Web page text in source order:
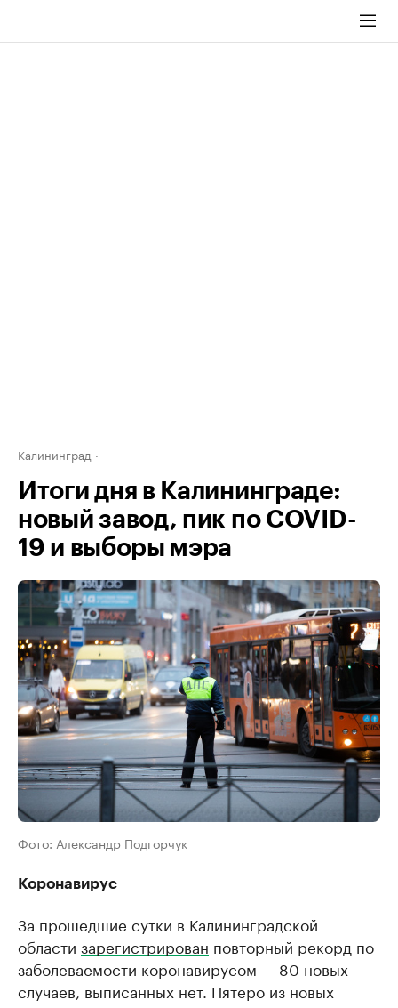
Калининград
Итоги дня в Калининграде:
новый завод, пик по COVID-
19 и выборы мэра
Фото: Александр Подгорчук
Коронавирус
За прошедшие сутки в Калининградской
области зарегистрирован повторный рекорд по
заболеваемости коронавирусом — 80 новых
случаев, выписанных нет. Пятеро из новых